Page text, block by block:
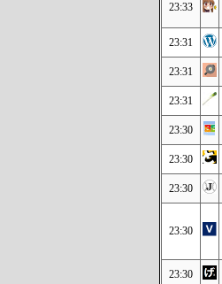
23:33
23:31
23:31
23:31
23:30
23:30
23:30
23:30
23:30